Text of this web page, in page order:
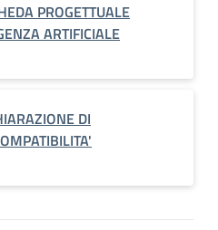
PROGETTUALE
ARTIFICIALE
DI